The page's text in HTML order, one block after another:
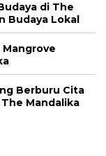
di The
Budaya Lokal
Berburu Cita
Mandalika